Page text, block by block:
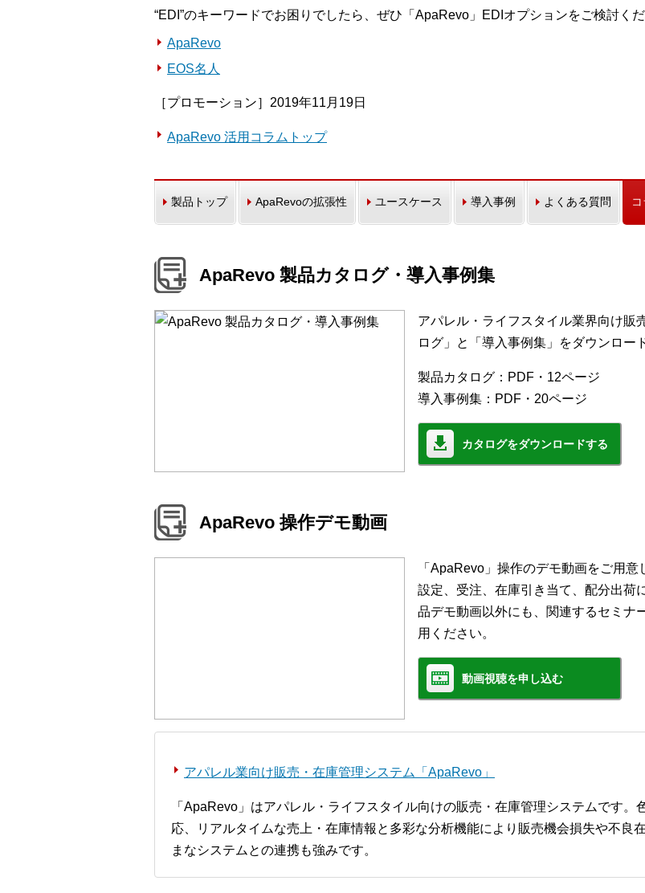
“EDI”のキーワードでお困りでしたら、ぜひ「ApaRevo」EDIオプションをご検討くだ
ApaRevo
EOS名人
［プロモーション］2019年11月19日
ApaRevo 活用コラムトップ
製品トップ ApaRevoの拡張性 ユースケース 導入事例 よくある質問
ApaRevo 製品カタログ・導入事例集
アパレル・ライフスタイル業界向け販
ログ」と「導入事例集」をダウンロー
製品カタログ：PDF・12ページ
導入事例集：PDF・20ページ
カタログをダウンロードする
ApaRevo 操作デモ動画
「ApaRevo」操作のデモ動画をご用
設定、受注、在庫引き当て、配分出荷
品デモ動画以外にも、関連するセミナ
用ください。
動画視聴を申し込む
アパレル業向け販売・在庫管理システム「ApaRevo」
「ApaRevo」はアパレル・ライフスタイル向けの販売・在庫管理システムです
応、リアルタイムな売上・在庫情報と多彩な分析機能により販売機会損失や不良
まなシステムとの連携も強みです。